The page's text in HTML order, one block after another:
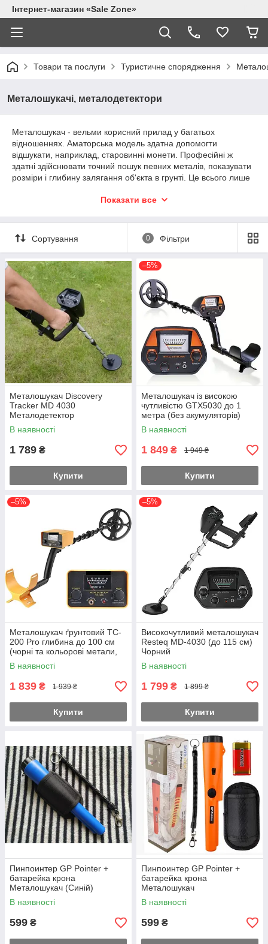
Інтернет-магазин «Sale Zone»
Товари та послуги Туристичне спорядження
Металошукачі, металодетектори
Металошукач - вельми корисний прилад у багатьох
відношеннях. Аматорська модель здатна допомогти
відшукати, наприклад, старовинні монети. Професійні ж
здатні здійснювати точний пошук певних металів, показувати
розміри і глибину залягання об'єкта в грунті. Це всього лише
розглянемо, як діє пошуковий металодетектор. Розуміння
принципів дії допоможе успішно проводити роботу і швидко
змінювати налаштування апарату, виходячи з ситуації.
різницею, що радари визначають рухомі цілі, а
металодетектори – нерухомі.
Джерело:https://libk.ru/articles/novichku/kak-vybrat-
metalloiskatel-kharakteristiki.php
© «Libk.ru™»
Показати все
Сортування 0 Фільтри
Металошукач Discovery
Tracker MD 4030
Металодетектор
В наявності
1 789 ₴
Купити
–5%
Металошукач із високою
чутливістю GTX5030 до 1
метра (без акумуляторів)
В наявності
1 849 ₴ 1 949 ₴
Купити
–5%
Металошукач ґрунтовий TC-
200 Pro глибина до 100 см
(чорні та кольорові метали,
золото та срібло)
В наявності
1 839 ₴ 1 939 ₴
Купити
–5%
Високочутливий металошукач
Resteq MD-4030 (до 115 см)
Чорний
В наявності
1 799 ₴ 1 899 ₴
Купити
Пинпоинтер GP Pointer +
батарейка крона
Металошукач (Синій)
В наявності
599 ₴
Пинпоинтер GP Pointer +
батарейка крона
Металошукач
(Помаранчевий)
В наявності
599 ₴